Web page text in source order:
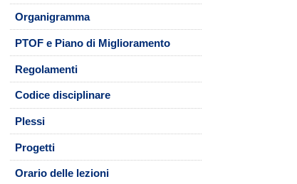
Organigramma
PTOF e Piano di Miglioramento
Regolamenti
Codice disciplinare
Plessi
Progetti
Orario delle lezioni